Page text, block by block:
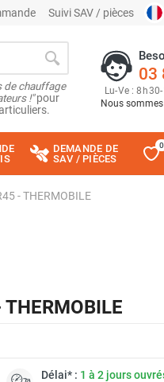
Suivi SAV / pièces
de chauffage
!"pour
03
Lu-Ve : 8h30-
Nous
DEMANDE DE
SAV / PIÈCES
0
- THERMOBILE
Délai* : 1 à 2 jours